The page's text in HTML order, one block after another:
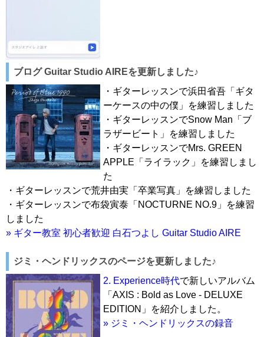
ブログ Guitar Studio AIREを更新しました♪
・ギターレッスンで浜田省吾「ギタ
ーケースの中の僕」を練習しました
・ギターレッスンでSnow Man「ブ
ラザービート」を練習しました
・ギターレッスンでMrs. GREEN
APPLE「ライラック」を練習しまし
た
・ギターレッスンで荒井由実「卒業写真」を練習しました
・ギターレッスンで布袋寅泰「NOCTURNE NO.9」を練習
しました
» ギター教室 初心者歓迎 白石つよし Guitar Studio AIRE
ジミ・ヘンドリックスのページを更新しました♪
2. Experience時代で新しいアルバム
「AXIS : Bold as Love - DELUXE
EDITION」を紹介しました。
» ジミ・ヘンドリックスの録音